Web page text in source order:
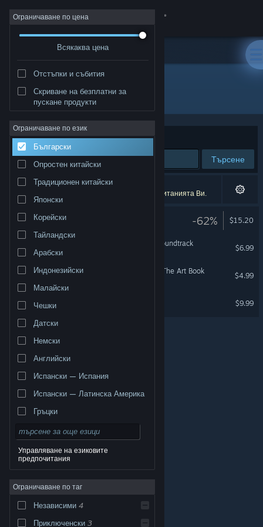
Вписване
Относно
Поддръжка
Смяна на езика
търговски марки принадлежат на съответните им
собственици в САЩ и други страни.
поверителност|Юридическа информация|
Достъпност|Условия за ползване на Steam
Възстановявания|Бисквитки
Ограничаване по цена
Всякаква цена
Отстъпки и събития
Скриване на безплатни за
пускане продукти
Ограничаване по език
Български
Опростен китайски
Традиционен китайски
Японски
Корейски
Тайландски
Арабски
Индонезийски
Малайски
Чешки
Датски
Немски
Английски
Испански — Испания
Испански — Латинска Америка
Гръцки
Управляване на езиковите
предпочитания
Ограничаване по таг
Независими 4
Приключенски 3
Издател: Coconut Island Games
Сортиране по Съответстване
Търсене
4 резултата съответстват на търсенето Ви.
10 заглавия бяха изключени спрямо предпочитанията Ви.
-62% $15.20
LUNA The Shadow Dust Soundtrack
$6.99
LUNA The Shadow Dust - The Art Book
$4.99
$9.99